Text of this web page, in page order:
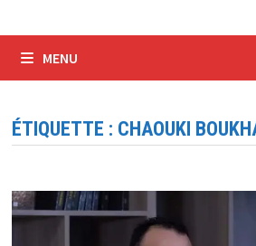
MENU
ÉTIQUETTE : CHAOUKI